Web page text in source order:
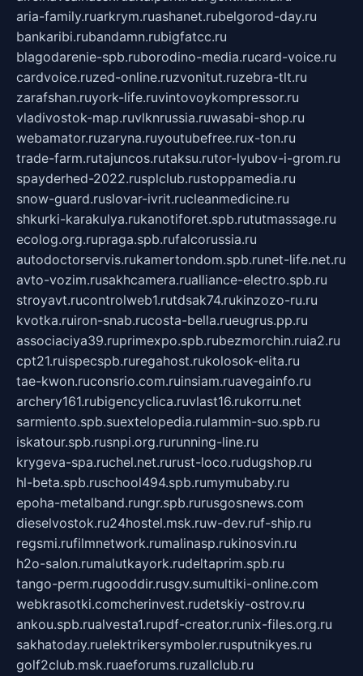
aria-family.ruarkrym.ruashanet.rubelgorod-day.ru
bankaribi.rubandamn.rubigfatcc.ru
blagodarenie-spb.ruborodino-media.rucard-voice.ru
cardvoice.ruzed-online.ruzvonitut.ruzebra-tlt.ru
zarafshan.ruyork-life.ruvintovoykompressor.ru
vladivostok-map.ruvlknrussia.ruwasabi-shop.ru
webamator.ruzaryna.ruyoutubefree.rux-ton.ru
trade-farm.rutajuncos.rutaksu.rutor-lyubov-i-grom.ru
spayderhed-2022.rusplclub.rustoppamedia.ru
snow-guard.ruslovar-ivrit.rucleanmedicine.ru
shkurki-karakulya.rukanotiforet.spb.rututmassage.ru
ecolog.org.rupraga.spb.rufalcorussia.ru
autodoctorservis.rukamertondom.spb.runet-life.net.ru
avto-vozim.rusakhcamera.rualliance-electro.spb.ru
stroyavt.rucontrolweb1.rutdsak74.rukinzozo-ru.ru
kvotka.ruiron-snab.rucosta-bella.rueugrus.pp.ru
associaciya39.ruprimexpo.spb.rubezmorchin.ruia2.ru
cpt21.ruispecspb.ruregahost.rukolosok-elita.ru
tae-kwon.ruconsrio.com.ruinsiam.ruavegainfo.ru
archery161.rubigencyclica.ruvlast16.rukorru.net
sarmiento.spb.suextelopedia.rulammin-suo.spb.ru
iskatour.spb.rusnpi.org.rurunning-line.ru
krygeva-spa.ruchel.net.rurust-loco.rudugshop.ru
hl-beta.spb.ruschool494.spb.rumymubaby.ru
epoha-metalband.rungr.spb.rurusgosnews.com
dieselvostok.ru24hostel.msk.ruw-dev.ruf-ship.ru
regsmi.rufilmnetwork.rumalinasp.rukinosvin.ru
h2o-salon.rumalutkayork.rudeltaprim.spb.ru
tango-perm.rugooddir.rusgv.sumultiki-online.com
webkrasotki.comcherinvest.rudetskiy-ostrov.ru
ankou.spb.rualvesta1.rupdf-creator.runix-files.org.ru
sakhatoday.ruelektrikersymboler.rusputnikyes.ru
golf2club.msk.ruaeforums.ruzallclub.ru